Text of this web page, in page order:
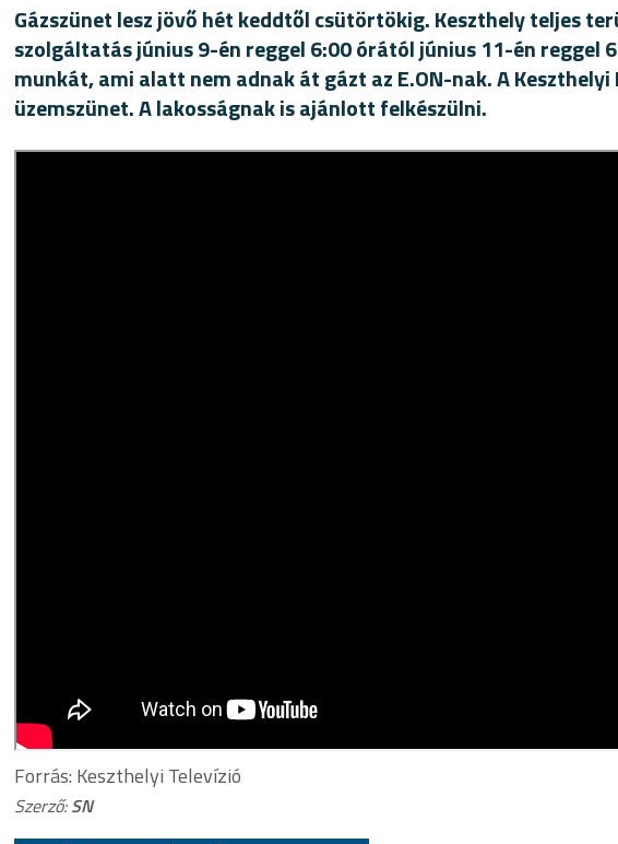
Gázszünet lesz jövő hét keddtől csütörtökig. Keszthely teljes
szolgáltatás június 9-én reggel 6:00 órától június 11-én
munkát, ami alatt nem adnak át gázt az E.ON-nak. A
üzemszünet. A lakosságnak is ajánlott felkészülni.
Forrás: Keszthelyi Televízió
Szerző:SN